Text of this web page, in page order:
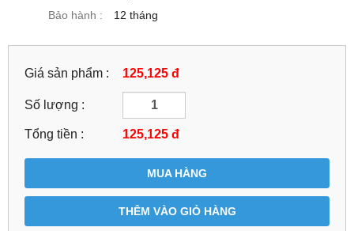
Bảo hành :
12 tháng
Giá sản phẩm : 125,125 đ
Số lượng :
Tổng tiền : 125,125 đ
MUA HÀNG
THÊM VÀO GIỎ HÀNG